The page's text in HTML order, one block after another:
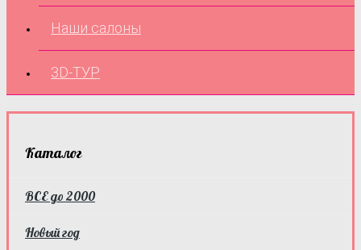
Наши салоны
3D-ТУР
Каталог
ВСЕ до 2000
Новый год